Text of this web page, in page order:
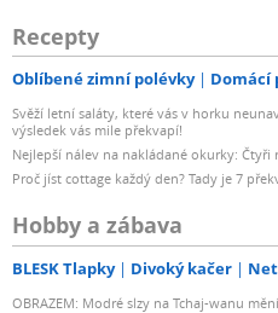
Recepty
Oblíbené zimní polévky Domácí
Svěží letní saláty, které vás v horku
výsledek vás mile překvapí!
Nejlepší nálev na nakládané okurky: Čtyři
Proč jíst cottage každý den? Tady je 7
Hobby a zábava
BLESK Tlapky Divoký kačer
OBRAZEM: Modré slzy na Tchaj-wanu